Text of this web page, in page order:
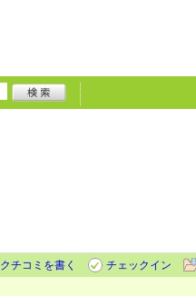
クチコミを書く
チェックイン